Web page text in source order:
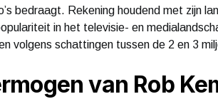
bedraagt. Rekening houdend met zijn
in het televisie- en
volgens schattingen tussen de 2 en 3
van Rob